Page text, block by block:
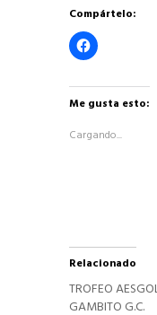
Compártelo:
Haz
clic
en
Facebook
(Se
en
Me gusta esto:
Cargando...
Relacionado
TROFEO
GAMBITO G.C.